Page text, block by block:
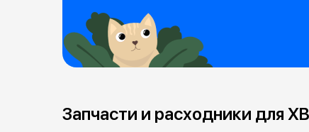
Запчасти и расходники для